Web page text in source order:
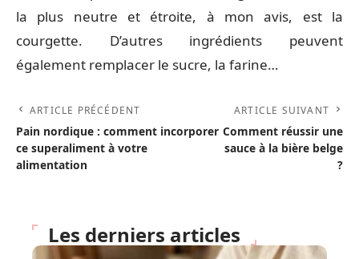
la plus neutre et étroite, à mon avis, est la
courgette. D’autres ingrédients peuvent
également remplacer le sucre, la farine…
ARTICLE PRÉCÉDENT
Pain nordique : comment incorporer
ce superaliment à votre
alimentation
ARTICLE SUIVANT
Comment réussir une
sauce à la bière belge
?
Les derniers articles